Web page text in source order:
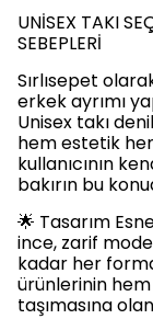
UNİSEX TAKI
SEBEPLERİ
Sırlısepet
erkek ayrımı
Unisex takı
hem estetik
kullanıcının
bakırın bu
🌟 Tasarım
ince, zarif
kadar her
ürünlerinin
taşımasına